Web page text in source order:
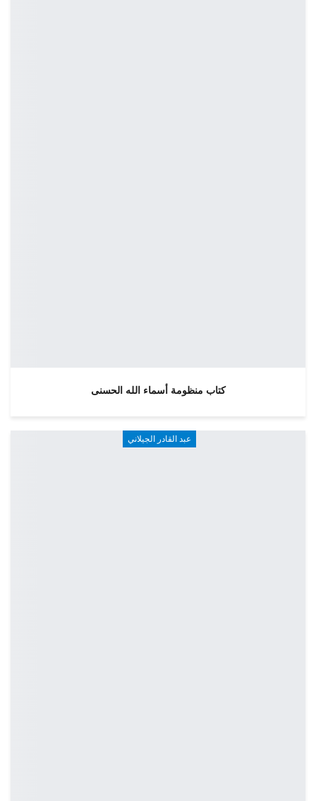
كتاب منظومة أسماء الله الحسنى
عبد القادر الجيلاني